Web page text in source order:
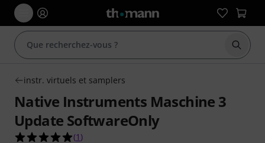
instr. virtuels et samplers
Native Instruments Maschine 3
Update SoftwareOnly
5.0 étoiles sur 5 d'après 1 évaluations clients
(1 )